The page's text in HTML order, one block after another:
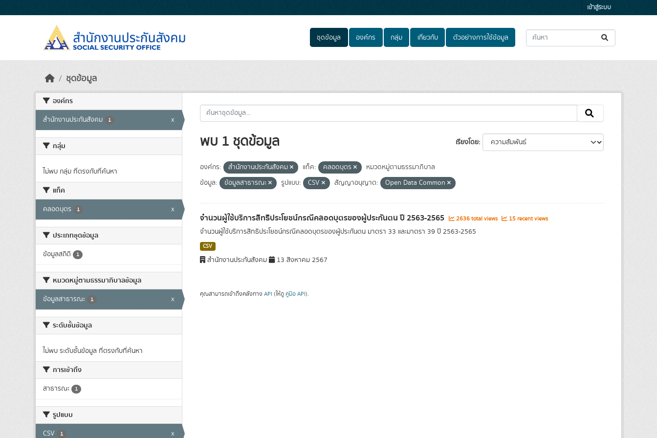
เข้าสู่ระบบ
ชุดข้อมูล องค์กร กลุ่ม เกี่ยวกับ ตัวอย่างการใช้ข้อมูล
ชุดข้อมูล
องค์กร
สำนักงานประกันสังคม 1 x
กลุ่ม
ไม่พบ กลุ่ม ที่ตรงกับที่ค้นหา
แท็ค
คลอดบุตร 1 x
ประเภทชุดข้อมูล
ข้อมูลสถิติ 1
หมวดหมู่ตามธรรมาภิบาลข้อมูล
ข้อมูลสาธารณะ 1 x
ระดับชั้นข้อมูล
ไม่พบ ระดับชั้นข้อมูล ที่ตรงกับที่ค้นหา
การเข้าถึง
สาธารณะ 1
รูปแบบ
CSV 1 x
เรียงโดย
พบ 1 ชุดข้อมูล
องค์กร: สำนักงานประกันสังคม แท็ค: คลอดบุตร
หมวดหมู่ตามธรรมาภิบาล
ข้อมูล:
ข้อมูลสาธารณะ รูปแบบ: CSV สัญญาอนุญาต: Open Data Common
จำนวนผู้ใช้บริการสิทธิประโยชน์กรณีคลอดบุตรของผู้ประกันตน ปี 2563-2565 2636 total views 15 recent views
จำนวนผู้ใช้บริการสิทธิประโยชน์กรณีคลอดบุตรของผู้ประกันตน มาตรา 33 และมาตรา 39 ปี 2563-2565
CSV
สำนักงานประกันสังคม 13 สิงหาคม 2567
คุณสามารถเข้าถึงคลังทาง API (ให้ดู คู่มือ API).